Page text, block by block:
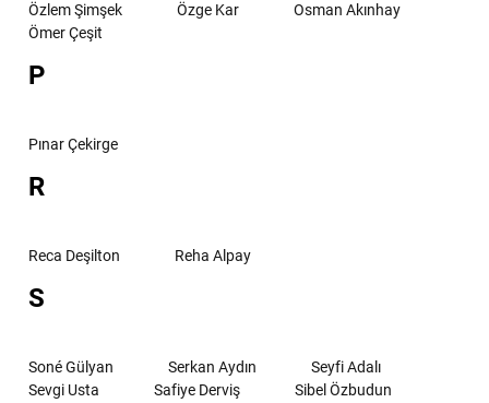
Özlem Şimşek
Özge Kar
Osman Akınhay
Ömer Çeşit
P
Pınar Çekirge
R
Reca Deşilton Reha Alpay
S
Soné Gülyan Serkan Aydın
Seyfi Adalı
Sevgi Usta
Safiye Derviş
Sibel Özbudun